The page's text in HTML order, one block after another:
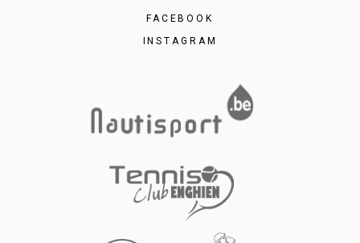
FACEBOOK
INSTAGRAM